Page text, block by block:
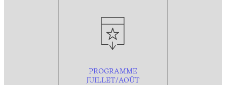
PROGRAMME
JUILLET/AOÛT